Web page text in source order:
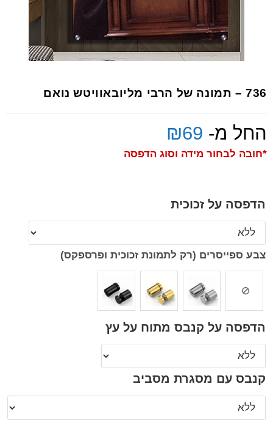
736 – תמונה של הרבי מליובאוויטש נואם
החל מ- ₪69
*חובה לבחור מידה וסוג הדפסה
הדפסה על זכוכית
צבע ספייסרים (רק לתמונת זכוכית ופרספקס)
הדפסה על קנבס מתוח על עץ
קנבס עם מסגרת מסביב